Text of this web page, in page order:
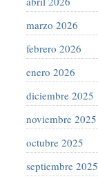
marzo 2026
febrero 2026
enero 2026
diciembre 2025
noviembre 2025
octubre 2025
septiembre 2025